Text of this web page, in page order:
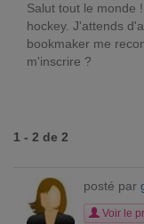
Salut tout le monde
hockey. J'attends
bookmaker me
m'inscrire ?
1 - 2 de 2
posté par
Voir le